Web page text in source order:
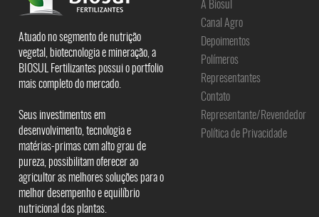
Atuado no segmento de nutrição
vegetal, biotecnologia e mineração, a
BIOSUL Fertilizantes possui o portfolio
mais completo do mercado.
Seus investimentos em
desenvolvimento, tecnologia e
matérias-primas com alto grau de
pureza, possibilitam oferecer ao
agricultor as melhores soluções para o
melhor desempenho e equilíbrio
nutricional das plantas.
A Biosul
Canal Agro
Depoimentos
Polímeros
Representantes
Contato
Representante/Revendedor
Política de Privacidade